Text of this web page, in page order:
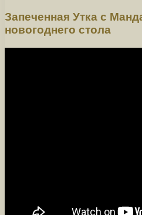
Запеченная Утка с
новогоднего стола